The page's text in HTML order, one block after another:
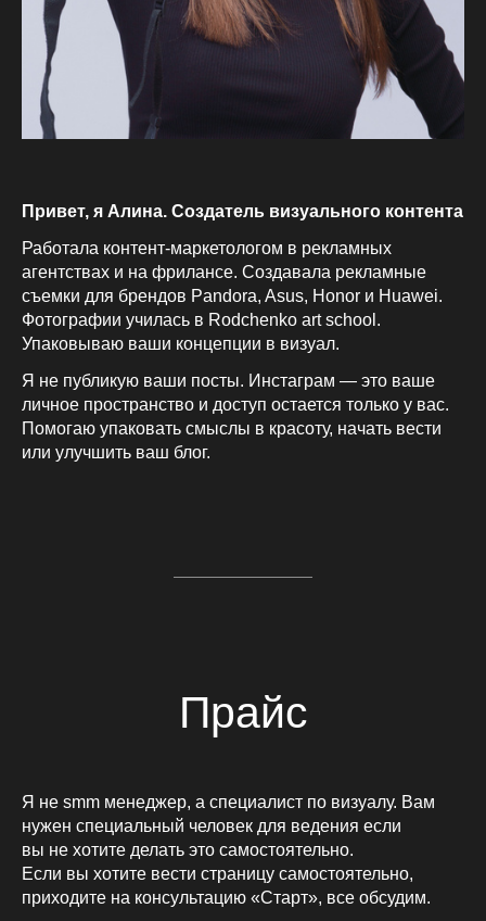
Привет, я Алина. Создатель визуального контента
Работала контент-маркетологом в рекламных
агентствах и на фрилансе. Создавала рекламные
съемки для брендов Pandora, Asus, Honor и Huawei.
Фотографии училась в Rodchenko art school.
Упаковываю ваши концепции в визуал.
Я не публикую ваши посты. Инстаграм — это ваше
личное пространство и доступ остается только у вас.
Помогаю упаковать смыслы в красоту, начать вести
или улучшить ваш блог.
Прайс
Я не smm менеджер, а специалист по визуалу. Вам
нужен специальный человек для ведения если
вы не хотите делать это самостоятельно.
Если вы хотите вести страницу самостоятельно,
приходите на консультацию «Старт», все обсудим.